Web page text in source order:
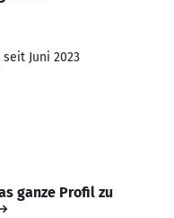
Juni 2023
ganze Profil zu